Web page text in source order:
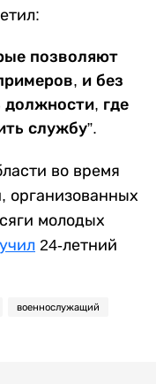
позволяют
и без
должности, где
службу”.
во время
организованных
молодых
24-летний
военнослужащий